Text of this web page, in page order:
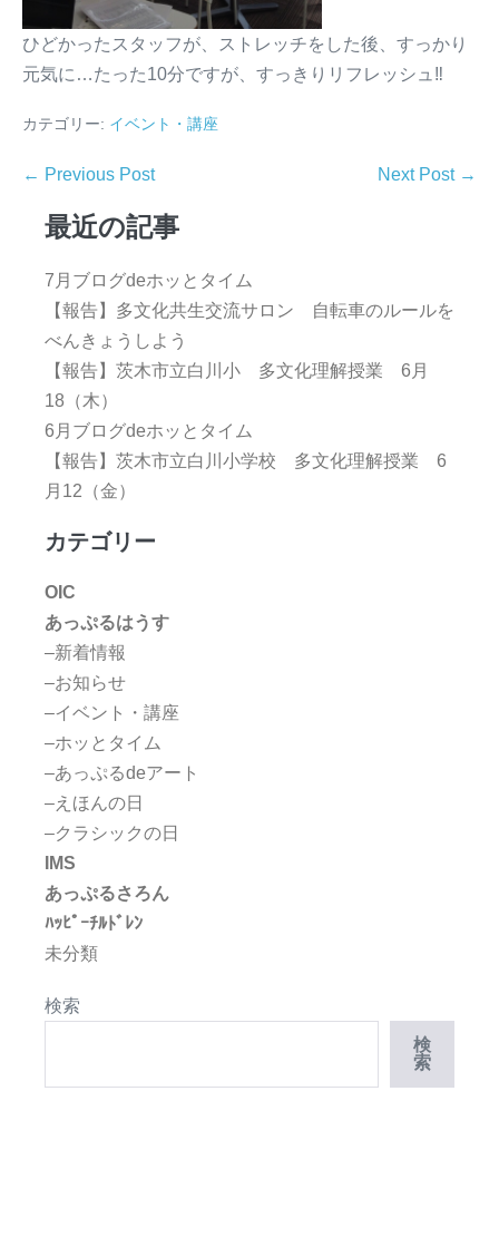
ひどかったスタッフが、ストレッチをした後、すっかり
元気に…たった10分ですが、すっきりリフレッシュ‼︎
カテゴリー: イベント・講座
← Previous Post Next Post →
最近の記事
7月ブログdeホッとタイム
【報告】多文化共生交流サロン 自転車のルールを
べんきょうしよう
【報告】茨木市立白川小 多文化理解授業 6月
18（木）
6月ブログdeホッとタイム
【報告】茨木市立白川小学校 多文化理解授業 6
月12（金）
カテゴリー
OIC
あっぷるはうす
–新着情報
–お知らせ
–イベント・講座
–ホッとタイム
–あっぷるdeアート
–えほんの日
–クラシックの日
IMS
あっぷるさろん
ﾊｯﾋﾟｰﾁﾙﾄﾞﾚﾝ
未分類
検索
検
索